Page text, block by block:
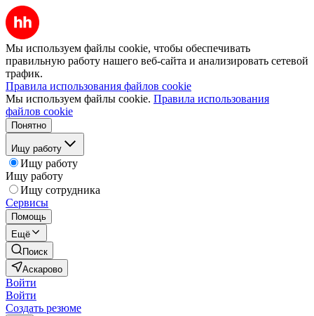
Мы используем файлы cookie, чтобы обеспечивать
правильную работу нашего веб-сайта и анализировать сетевой
трафик.
Правила использования файлов cookie
Мы используем файлы cookie. Правила использования
файлов cookie
Понятно
Ищу работу
Ищу работу
Ищу работу
Ищу сотрудника
Сервисы
Помощь
Ещё
Поиск
Аскарово
Войти
Войти
Создать резюме